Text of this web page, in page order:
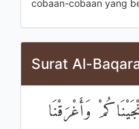
cobaan-cobaan yang
Surat Al-
وَأَغْرَقْنَا